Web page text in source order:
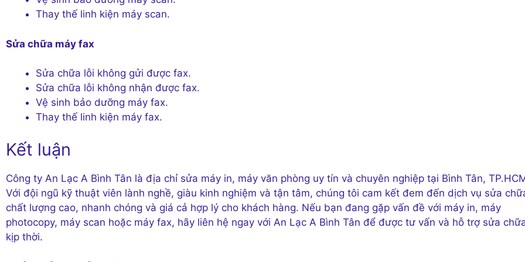
Thay thế linh kiện máy scan.
Sửa chữa máy fax
Sửa chữa lỗi không gửi được fax.
Sửa chữa lỗi không nhận được fax.
Vệ sinh bảo dưỡng máy fax.
Thay thế linh kiện máy fax.
Kết luận
Công ty An Lạc A Bình Tân là địa chỉ sửa máy in, máy văn phòng uy tín và chuyên nghiệp tại Bình Tân,
Với đội ngũ kỹ thuật viên lành nghề, giàu kinh nghiệm và tận tâm, chúng tôi cam kết đem đến dịch vụ sửa
chất lượng cao, nhanh chóng và giá cả hợp lý cho khách hàng. Nếu bạn đang gặp vấn đề với máy in, máy
photocopy, máy scan hoặc máy fax, hãy liên hệ ngay với An Lạc A Bình Tân để được tư vấn và hỗ trợ sửa
kịp thời.